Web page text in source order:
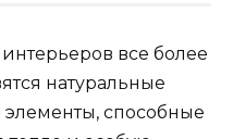
все более
натуральные
способные